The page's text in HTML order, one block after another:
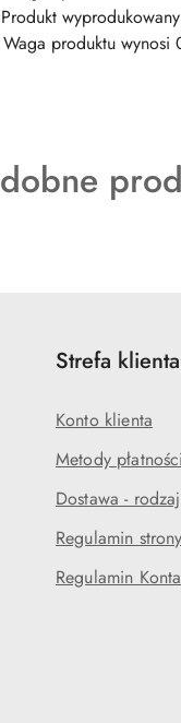
produktu wynosi
Strefa klienta
Konto klienta
Metody płatności
Dostawa -
Regulamin
Regulamin Konta